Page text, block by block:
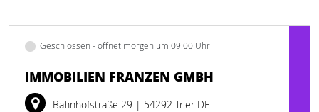
Geschlossen - öffnet morgen um 09:00 Uhr
IMMOBILIEN FRANZEN GMBH
Bahnhofstraße 29 | 54292 Trier DE